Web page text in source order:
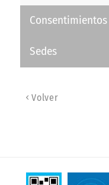
Consentimientos
Sedes
Volver